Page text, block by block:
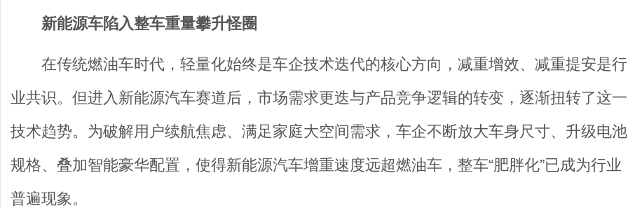
新能源车陷入整车重量攀升怪圈
在传统燃油车时代，轻量化始终是车企技术迭代的核心方向，减重增效、减重提安是行
业共识。但进入新能源汽车赛道后，市场需求更迭与产品竞争逻辑的转变，逐渐扭转了这一
技术趋势。为破解用户续航焦虑、满足家庭大空间需求，车企不断放大车身尺寸、升级电池
规格、叠加智能豪华配置，使得新能源汽车增重速度远超燃油车，整车“肥胖化”已成为行业
普遍现象。